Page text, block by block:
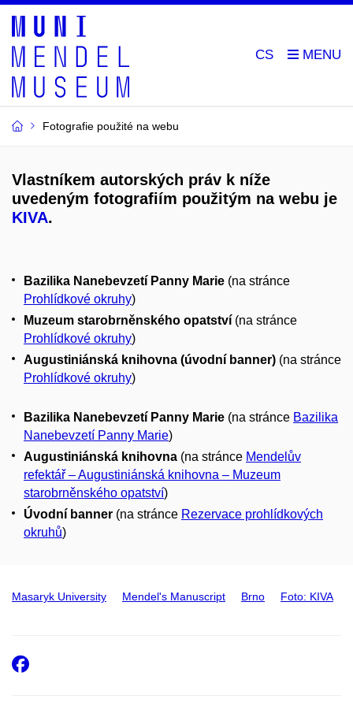
CS
Fotografie použité na webu
Vlastníkem autorských práv k níže
uvedeným fotografiím použitým na webu je
KIVA.
Bazilika Nanebevzetí Panny Marie (na stránce
Prohlídkové okruhy)
Muzeum starobrněnského opatství (na stránce
Prohlídkové okruhy)
Augustiniánská knihovna (úvodní banner) (na stránce
Prohlídkové okruhy)
Bazilika Nanebevzetí Panny Marie (na stránce Bazilika
Nanebevzetí Panny Marie)
Augustiniánská knihovna (na stránce Mendelův
refektář – Augustiniánská knihovna – Muzeum
starobrněnského opatství)
Úvodní banner (na stránce Rezervace prohlídkových
okruhů)
Masaryk University Mendel's Manuscript Brno Foto: KIVA
Facebook